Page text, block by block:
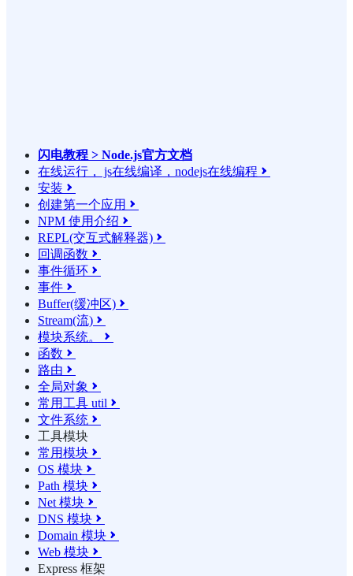
闪电教程 > Node.js官方文档
在线运行， js在线编译，nodejs在线编程 
安装 
创建第一个应用 
NPM 使用介绍 
REPL(交互式解释器) 
回调函数 
事件循环 
事件 
Buffer(缓冲区) 
Stream(流) 
模块系统。 
函数 
路由 
全局对象 
常用工具 util 
文件系统 
工具模块
常用模块 
OS 模块 
Path 模块 
Net 模块 
DNS 模块 
Domain 模块 
Web 模块 
Express 框架